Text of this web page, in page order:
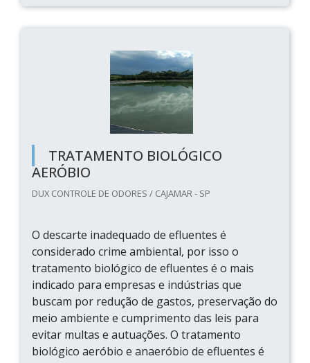
TRATAMENTO BIOLÓGICO
AERÓBIO
DUX CONTROLE DE ODORES / CAJAMAR - SP
O descarte inadequado de efluentes é
considerado crime ambiental, por isso o
tratamento biológico de efluentes é o mais
indicado para empresas e indústrias que
buscam por redução de gastos, preservação do
meio ambiente e cumprimento das leis para
evitar multas e autuações. O tratamento
biológico aeróbio e anaeróbio de efluentes é